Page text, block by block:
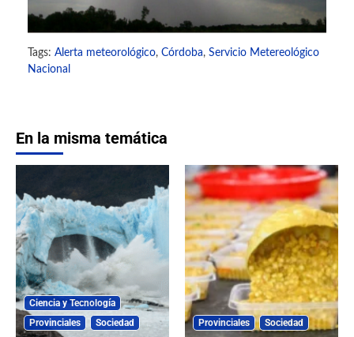
Tags: Alerta meteorológico, Córdoba, Servicio Metereológico
Nacional
En la misma temática
Ciencia y Tecnología
Provinciales
Sociedad Provinciales Sociedad